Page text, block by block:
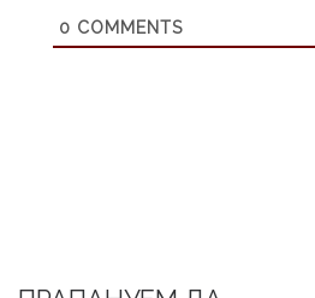
0 COMMENTS